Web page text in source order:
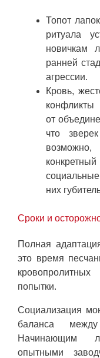
Топот
ритуала
новичкам
ранней
агрессии.
Кровь,
конфликты
от
что
них
Сроки и
Полная
это время
попытки.
Социализация
баланса
Начинающим
опытными